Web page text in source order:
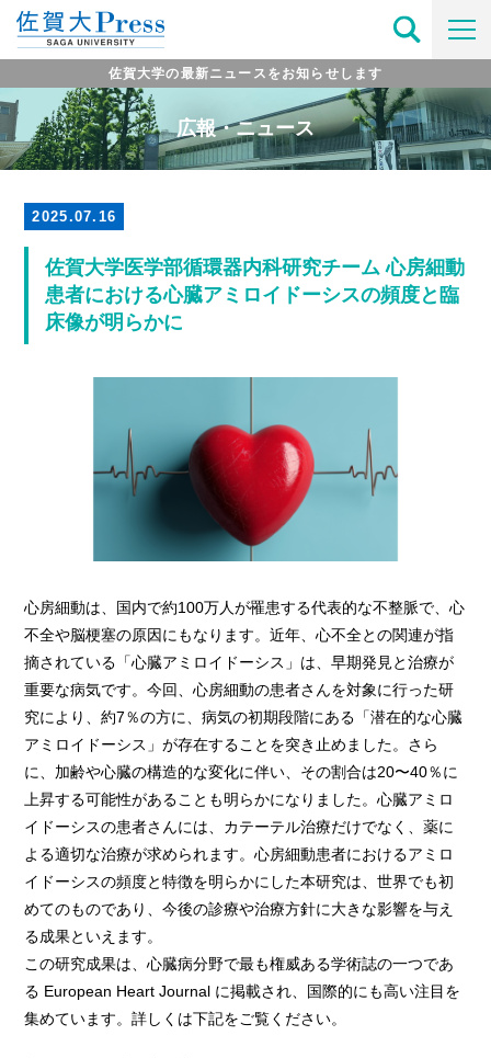
佐賀大学の最新ニュースをお知らせします
広報・ニュース
2025.07.16
佐賀大学医学部循環器内科研究チーム 心房細動
患者における心臓アミロイドーシスの頻度と臨
床像が明らかに
心房細動は、国内で約100万人が罹患する代表的な不整脈で、心
不全や脳梗塞の原因にもなります。近年、心不全との関連が指
摘されている「心臓アミロイドーシス」は、早期発見と治療が
重要な病気です。今回、心房細動の患者さんを対象に行った研
究により、約7％の方に、病気の初期段階にある「潜在的な心臓
アミロイドーシス」が存在することを突き止めました。さら
に、加齢や心臓の構造的な変化に伴い、その割合は20〜40％に
上昇する可能性があることも明らかになりました。心臓アミロ
イドーシスの患者さんには、カテーテル治療だけでなく、薬に
よる適切な治療が求められます。心房細動患者におけるアミロ
イドーシスの頻度と特徴を明らかにした本研究は、世界でも初
めてのものであり、今後の診療や治療方針に大きな影響を与え
る成果といえます。
この研究成果は、心臓病分野で最も権威ある学術誌の一つであ
る European Heart Journal に掲載され、国際的にも高い注目を
集めています。詳しくは下記をご覧ください。